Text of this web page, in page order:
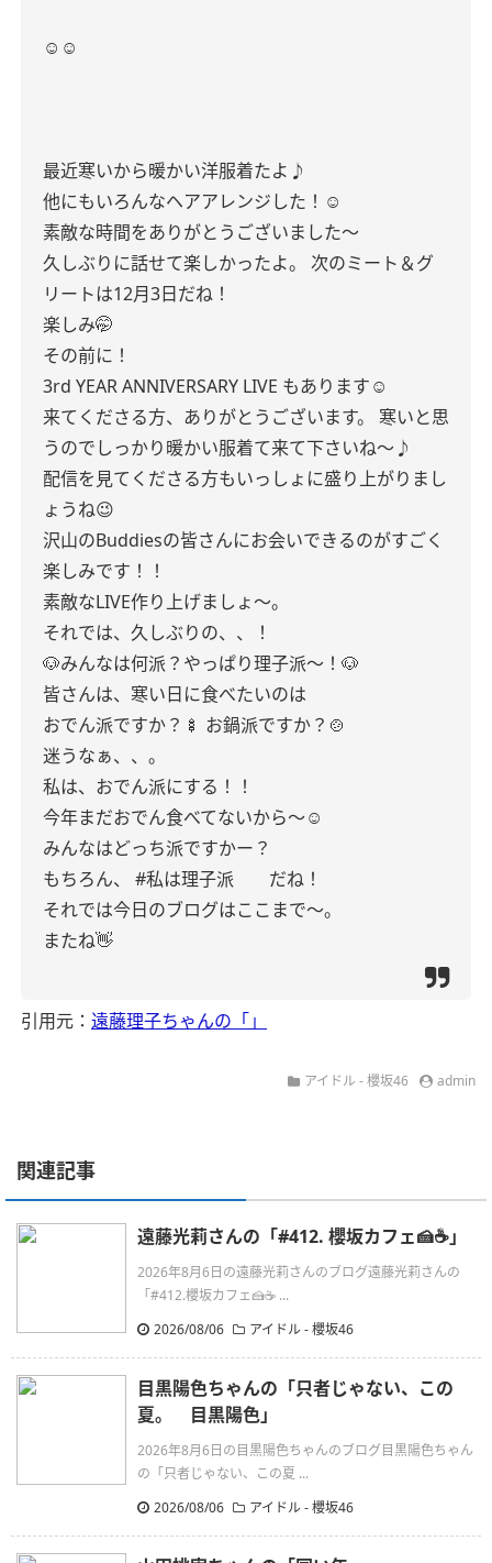
☺︎☺︎
最近寒いから暖かい洋服着たよ♪
他にもいろんなヘアアレンジした！☺︎
素敵な時間をありがとうございました〜
久しぶりに話せて楽しかったよ。
次のミート＆グ
リートは12月3日だね！
楽しみ🤭
その前に！
3rd YEAR ANNIVERSARY LIVE もあります☺︎
来てくださる方、ありがとうございます。
寒いと思
うのでしっかり暖かい服着て来て下さいね〜♪
配信を見てくださる方もいっしょに盛り上がりまし
ょうね😉
沢山のBuddiesの皆さんにお会いできるのがすごく
楽しみです！！
素敵なLIVE作り上げましょ〜。
それでは、久しぶりの、、！
🐶みんなは何派？やっぱり理子派〜！🐶
皆さんは、寒い日に食べたいのは
おでん派ですか？🍢 お鍋派ですか？🍲
迷うなぁ、、。
私は、おでん派にする！！
今年まだおでん食べてないから〜☺︎
みんなはどっち派ですかー？
もちろん、
#私は理子派 だね！
それでは今日のブログはここまで〜。
またね👋
引用元： 遠藤理子ちゃんの「」
アイドル - 櫻坂46 admin
関連記事
遠藤光莉さんの「#412. 櫻坂カフェ🍰☕️」
2026年8月6日の遠藤光莉さんのブログ遠藤光莉さんの
「#412.櫻坂カフェ🍰☕ ...
2026/08/06
アイドル - 櫻坂46
目黒陽色ちゃんの「只者じゃない、この
夏。 目黒陽色」
2026年8月6日の目黒陽色ちゃんのブログ目黒陽色ちゃん
の「只者じゃない、この夏 ...
2026/08/06
アイドル - 櫻坂46